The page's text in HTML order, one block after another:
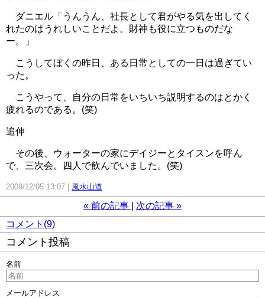
ダニエル「うんうん、社長として君がやる気を出してく
れたのはうれしいことだよ。財神も役に立つものだな
ー。」
こうしてぼくの昨日、ある日常としての一日は過ぎてい
った。
こうやって、自分の日常をいちいち説明するのはとかく
疲れるのである。(笑)
追伸
その後、ウォーターの家にデイジーとタイスンを呼ん
で、三次会。四人で飲んでいました。(笑)
2009/12/05 13:07 風水山道
« 前の記事 次の記事 »
コメント(9)
コメント投稿
名前
メールアドレス